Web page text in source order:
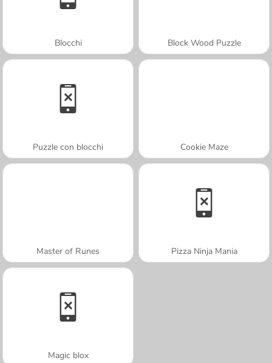
Blocchi Block Wood Puzzle
Puzzle con blocchi Cookie Maze
Master of Runes Pizza Ninja Mania
Magic blox